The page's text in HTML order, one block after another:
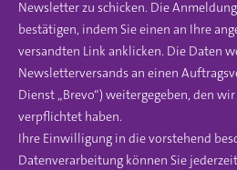
Newsletter zu schicken. Die
bestätigen, indem Sie einen an Ihre
versandten Link anklicken. Die Daten
Newsletterversands an einen
Dienst „Brevo“) weitergegeben, den
verpflichtet haben.
Ihre Einwilligung in die vorstehend
Datenverarbeitung können Sie